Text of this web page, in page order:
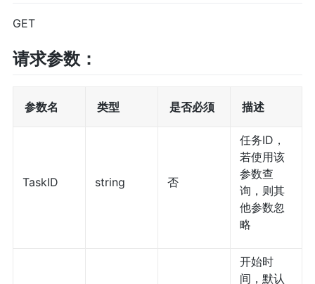
GET
请求参数：
参数名 类型 是否必须 描述
TaskID string 否
任务ID，
若使用该
参数查
询，则其
他参数忽
略
开始时
间，默认